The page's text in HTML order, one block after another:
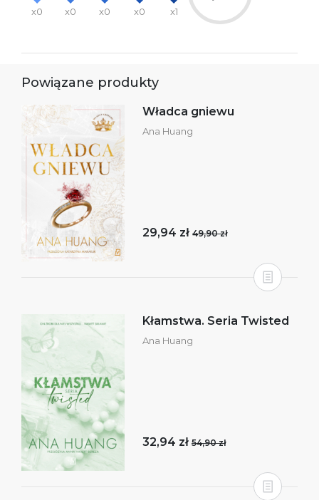
x0 x0 x0 x0 x1
Powiązane produkty
Władca gniewu
Ana Huang
29,94 zł 49,90 zł
Kłamstwa. Seria Twisted
Ana Huang
32,94 zł 54,90 zł